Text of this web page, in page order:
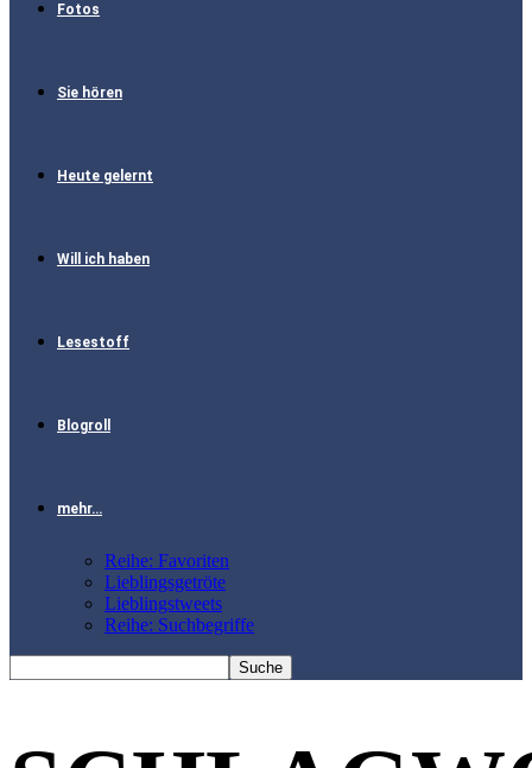
Fotos
Sie hören
Heute gelernt
Will ich haben
Lesestoff
Blogroll
mehr…
Reihe: Favoriten
Lieblingsgetröte
Lieblingstweets
Reihe: Suchbegriffe